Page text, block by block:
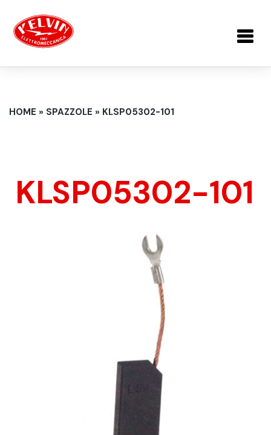
TU SEI QUI
HOME » SPAZZOLE » KLSP05302-101
KLSP05302-101